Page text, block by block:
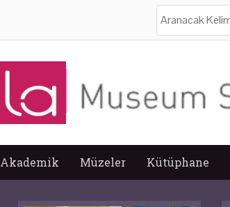
Akademik Müzeler Kütüphane